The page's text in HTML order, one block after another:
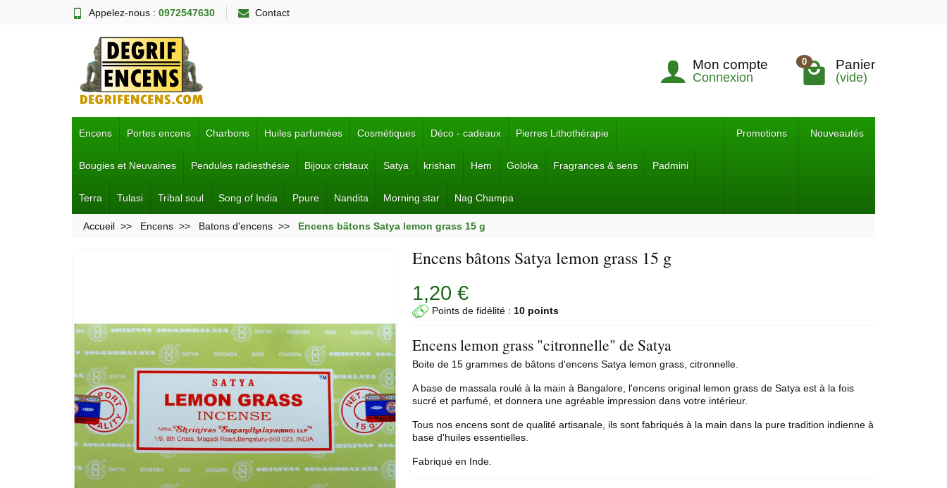
Appelez-nous : 0972547630 Contact
Mon compte
Connexion
0 Panier
(vide)
Encens Portes encens Charbons Huiles parfumées Cosmétiques Déco - cadeaux Pierres Lithothérapie
Bougies et Neuvaines Pendules radiesthésie Bijoux cristaux Satya krishan Hem Goloka Fragrances & sens Padmini
Terra Tulasi Tribal soul Song of India Ppure Nandita Morning star Nag Champa
Promotions Nouveautés
Accueil Encens Batons d'encens Encens bâtons Satya lemon grass 15 g
Encens bâtons Satya lemon grass 15 g
1,20 €
Points de fidélité : 10 points
Encens lemon grass "citronnelle" de Satya
Boite de 15 grammes de bâtons d'encens Satya lemon grass, citronnelle.
A base de massala roulé à la main à Bangalore, l'encens original lemon grass de Satya est à la fois
sucré et parfumé, et donnera une agréable impression dans votre intérieur.
Tous nos encens sont de qualité artisanale, ils sont fabriqués à la main dans la pure tradition indienne à
base d'huiles essentielles.
Fabriqué en Inde.